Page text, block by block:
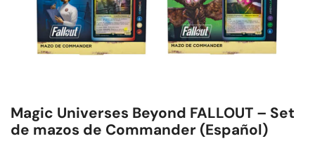
Magic Universes Beyond FALLOUT – Set
de mazos de Commander (Español)